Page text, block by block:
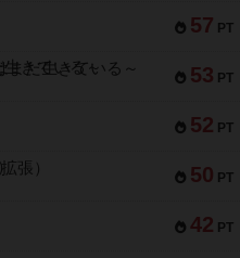
57 PT
53 PT
だ生きている～
52 PT
50 PT
張）
42 PT